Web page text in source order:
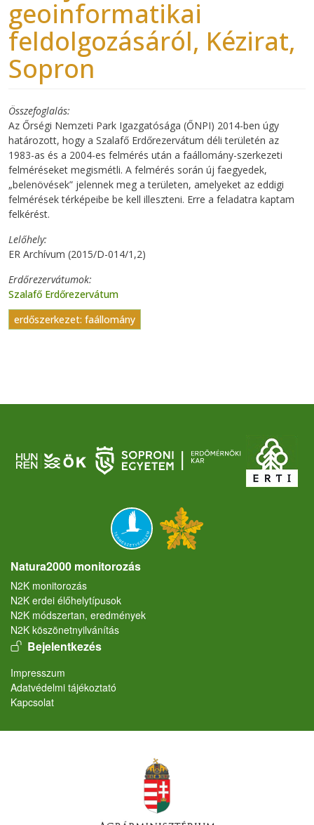
geoinformatikai
feldolgozásáról, Kézirat,
Sopron
Összefoglalás
Az Őrségi Nemzeti Park Igazgatósága (ŐNPI) 2014-ben úgy
határozott, hogy a Szalafő Erdőrezervátum déli területén az
1983-as és a 2004-es felmérés után a faállomány-szerkezeti
felméréseket megismétli. A felmérés során új faegyedek,
„belenövések” jelennek meg a területen, amelyeket az eddigi
felmérések térképeibe be kell illeszteni. Erre a feladatra kaptam
felkérést.
Lelőhely
ER Archívum (2015/D-014/1,2)
Erdőrezervátumok
Szalafő Erdőrezervátum
erdőszerkezet: faállomány
Natura2000 monitorozás
N2K monitorozás
N2K erdei élőhelytípusok
N2K módszertan, eredmények
N2K köszönetnyilvánítás
User account menu
Bejelentkezés
Lábléc
Impresszum
Adatvédelmi tájékoztató
Kapcsolat